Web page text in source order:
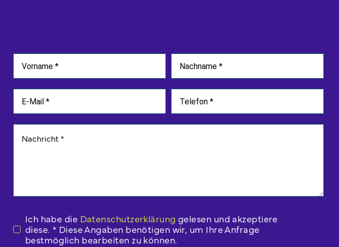
Ich habe die Datenschutzerklärung gelesen und akzeptiere
diese. * Diese Angaben benötigen wir, um Ihre Anfrage
bestmöglich bearbeiten zu können.